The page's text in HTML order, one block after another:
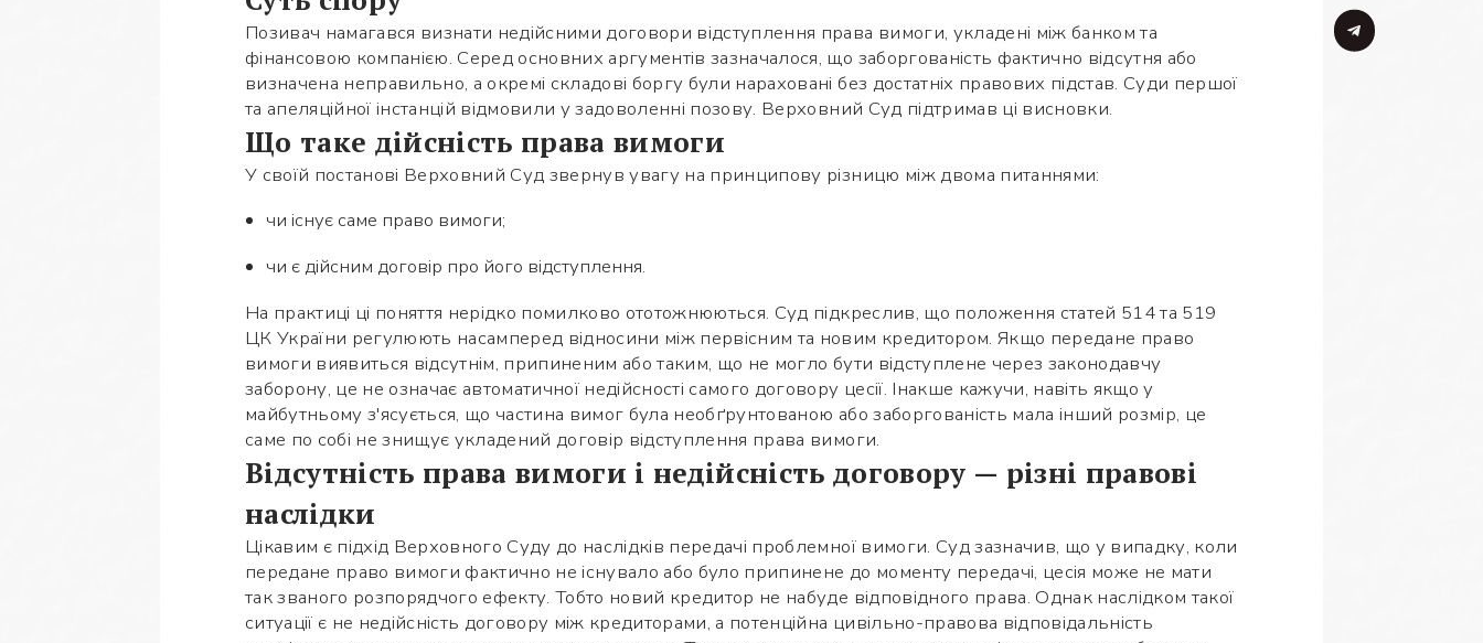
Позивач намагався визнати недійсними договори відступлення права вимоги, укладені між банком та
фінансовою компанією. Серед основних аргументів зазначалося, що заборгованість фактично відсутня або
визначена неправильно, а окремі складові боргу були нараховані без достатніх правових підстав. Суди першої
та апеляційної інстанцій відмовили у задоволенні позову. Верховний Суд підтримав ці висновки.
Що таке дійсність права вимоги
У своїй постанові Верховний Суд звернув увагу на принципову різницю між двома питаннями:
чи існує саме право вимоги;
чи є дійсним договір про його відступлення.
На практиці ці поняття нерідко помилково ототожнюються. Суд підкреслив, що положення статей 514 та 519
ЦК України регулюють насамперед відносини між первісним та новим кредитором. Якщо передане право
вимоги виявиться відсутнім, припиненим або таким, що не могло бути відступлене через законодавчу
заборону, це не означає автоматичної недійсності самого договору цесії. Інакше кажучи, навіть якщо у
майбутньому з'ясується, що частина вимог була необґрунтованою або заборгованість мала інший розмір, це
саме по собі не знищує укладений договір відступлення права вимоги.
Відсутність права вимоги і недійсність договору — різні правові
наслідки
Цікавим є підхід Верховного Суду до наслідків передачі проблемної вимоги. Суд зазначив, що у випадку, коли
передане право вимоги фактично не існувало або було припинене до моменту передачі, цесія може не мати
так званого розпорядчого ефекту. Тобто новий кредитор не набуде відповідного права. Однак наслідком такої
ситуації є не недійсність договору між кредиторами, а потенційна цивільно-правова відповідальність